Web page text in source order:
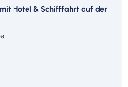
Hotel & Schifffahrt auf der